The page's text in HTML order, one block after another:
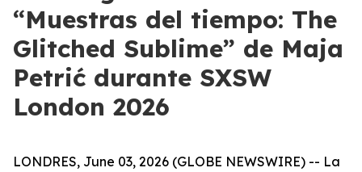
“Muestras del tiempo: The
Glitched Sublime” de Maja
Petrić durante SXSW
London 2026
LONDRES, June 03, 2026 (GLOBE NEWSWIRE) -- La